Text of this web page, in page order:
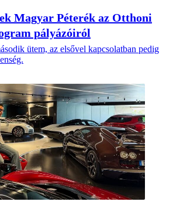
Magyar Péterék az Otthoni
pályázóiról
ütem, az elsővel kapcsolatban pedig